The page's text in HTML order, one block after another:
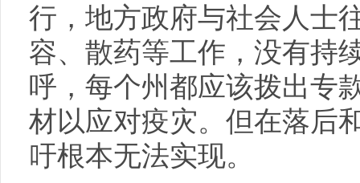
行，地方政府与社会人士
容、散药等工作，没有持
呼，每个州都应该拨出专
材以应对疫灾。但在落后
吁根本无法实现。